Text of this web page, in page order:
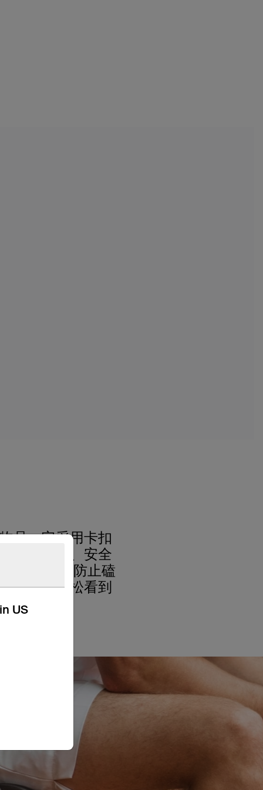
US
品。它采用卡扣
便、坚固、安全
起边缘可防止磕
此可以轻松看到
划。